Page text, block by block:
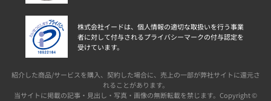
株式会社イードは、個人情報の適切な取扱いを行う事業
者に対して付与されるプライバシーマークの付与認定を
受けています。
紹介した商品/サービスを購入、契約した場合に、売上の一部が弊社サイトに還元さ
れることがあります。
当サイトに掲載の記事・見出し・写真・画像の無断転載を禁じます。Copyright ©